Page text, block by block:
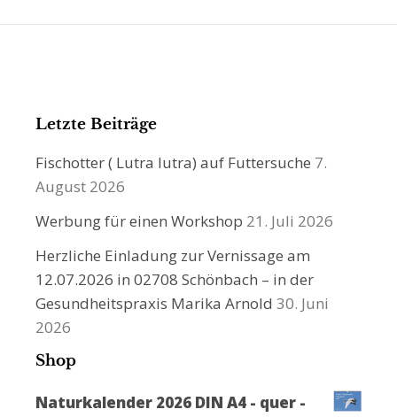
Letzte Beiträge
Fischotter ( Lutra lutra) auf Futtersuche 7.
August 2026
Werbung für einen Workshop 21. Juli 2026
Herzliche Einladung zur Vernissage am
12.07.2026 in 02708 Schönbach – in der
Gesundheitspraxis Marika Arnold 30. Juni
2026
Shop
Naturkalender 2026 DIN A4 - quer -